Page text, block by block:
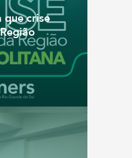
que crise